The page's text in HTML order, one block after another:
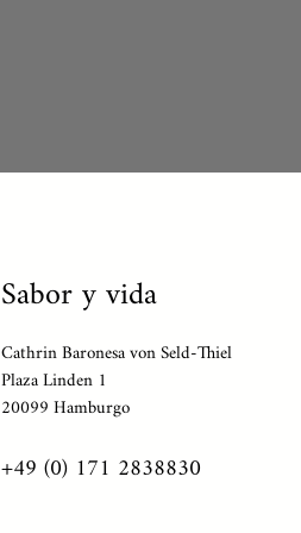
Sabor y vida
Cathrin Baronesa von Seld-Thiel
Plaza Linden 1
20099 Hamburgo
+49 (0) 171 2838830